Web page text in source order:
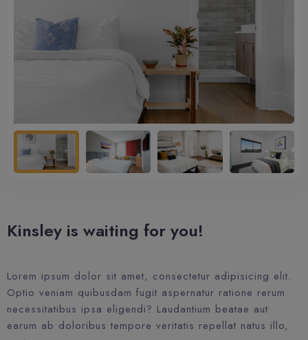
Kinsley is waiting for you!
Lorem ipsum dolor sit amet, consectetur adipisicing elit.
Optio veniam quibusdam fugit aspernatur ratione rerum
necessitatibus ipsa eligendi? Laudantium beatae aut
earum ab doloribus tempore veritatis repellat natus illo,